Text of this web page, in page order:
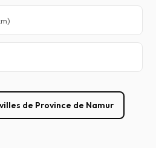
de Province de Namur